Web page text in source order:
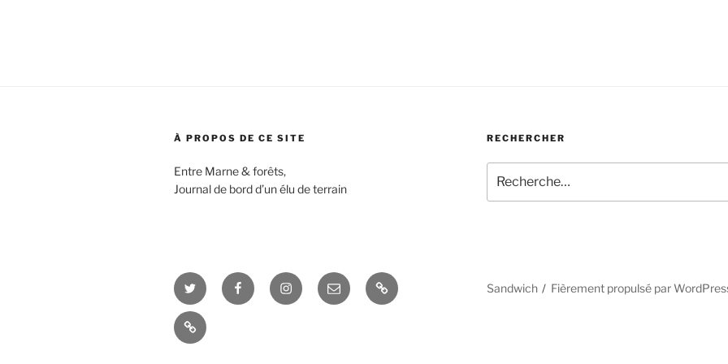
À PROPOS DE CE SITE
Entre Marne & forêts,
Journal de bord d’un élu de terrain
RECHERCHER
pour
:
Twitter FacebookInstagram
E-
mail
Blog
Interview
&
Sandwich Fièrement propulsé par